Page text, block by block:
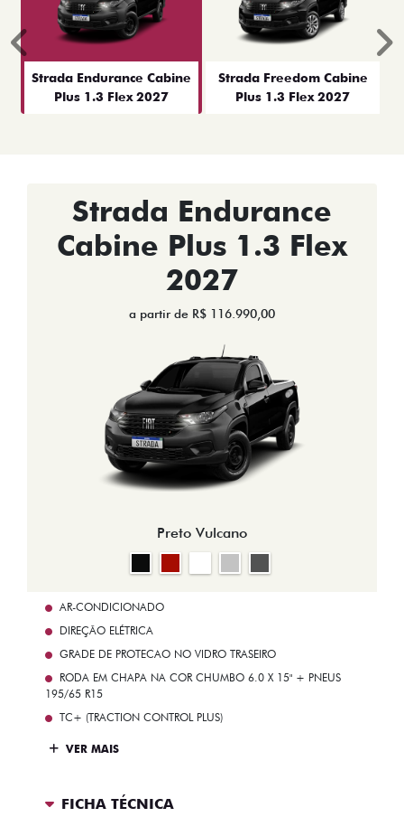
Strada Endurance Cabine
Plus 1.3 Flex 2027
Strada Freedom Cabine
Plus 1.3 Flex 2027
Anterior
Strada Endurance
Cabine Plus 1.3 Flex
2027
a partir de R$ 116.990,00
Preto Vulcano
AR-CONDICIONADO
DIREÇÃO ELÉTRICA
GRADE DE PROTECAO NO VIDRO TRASEIRO
RODA EM CHAPA NA COR CHUMBO 6.0 X 15" + PNEUS
195/65 R15
TC+ (TRACTION CONTROL PLUS)
VER MAIS
FICHA TÉCNICA